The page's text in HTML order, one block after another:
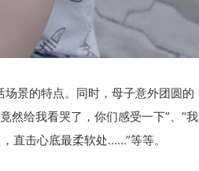
景的特点。同时，母子意外团圆的
然给我看哭了，你们感受一下”、“我
直击心底最柔软处……”等等。